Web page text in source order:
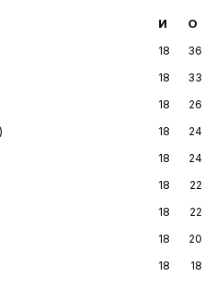
И О
18
36
18
33
18
26
18
24
18
24
18
22
18
22
18
20
18
18